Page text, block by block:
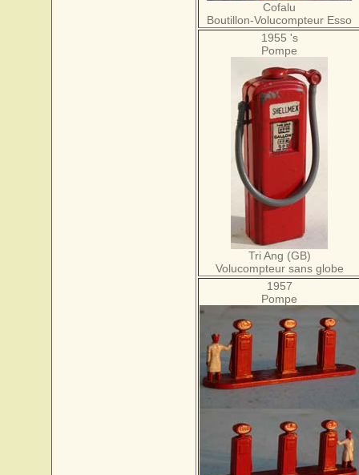
Cofalu
Boutillon-Volucompteur Esso
1955 's
Pompe
Tri Ang (GB)
Volucompteur sans globe
1957
Pompe